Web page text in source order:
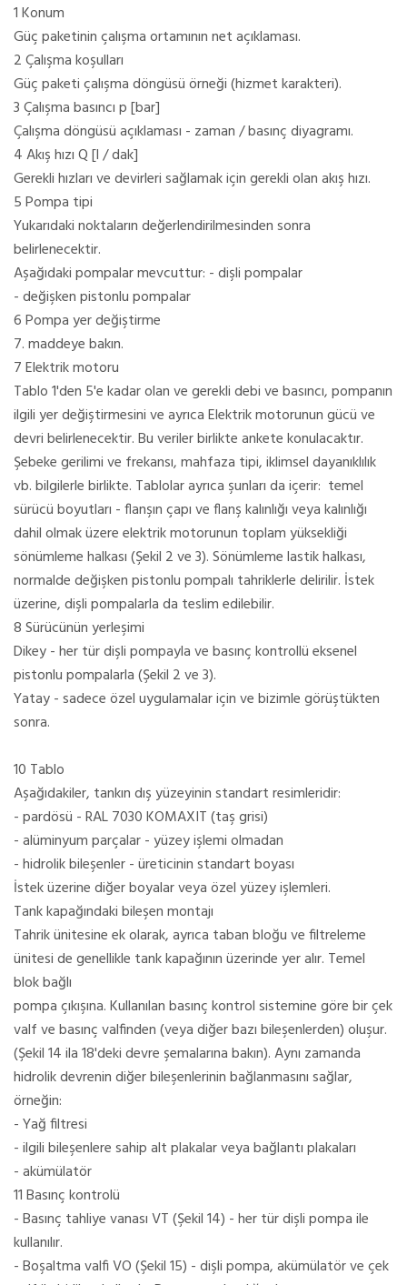
1 Konum
Güç paketinin çalışma ortamının net açıklaması.
2 Çalışma koşulları
Güç paketi çalışma döngüsü örneği (hizmet karakteri).
3 Çalışma basıncı p [bar]
Çalışma döngüsü açıklaması - zaman / basınç diyagramı.
4 Akış hızı Q [l / dak]
Gerekli hızları ve devirleri sağlamak için gerekli olan akış hızı.
5 Pompa tipi
Yukarıdaki noktaların değerlendirilmesinden sonra
belirlenecektir.
Aşağıdaki pompalar mevcuttur: - dişli pompalar
- değişken pistonlu pompalar
6 Pompa yer değiştirme
7. maddeye bakın.
7 Elektrik motoru
Tablo 1'den 5'e kadar olan ve gerekli debi ve basıncı, pompanın
ilgili yer değiştirmesini ve ayrıca Elektrik motorunun gücü ve
devri belirlenecektir. Bu veriler birlikte ankete konulacaktır.
Şebeke gerilimi ve frekansı, mahfaza tipi, iklimsel dayanıklılık
vb. bilgilerle birlikte. Tablolar ayrıca şunları da içerir: temel
sürücü boyutları - flanşın çapı ve flanş kalınlığı veya kalınlığı
dahil olmak üzere elektrik motorunun toplam yüksekliği
sönümleme halkası (Şekil 2 ve 3). Sönümleme lastik halkası,
normalde değişken pistonlu pompalı tahriklerle delirilir. İstek
üzerine, dişli pompalarla da teslim edilebilir.
8 Sürücünün yerleşimi
Dikey - her tür dişli pompayla ve basınç kontrollü eksenel
pistonlu pompalarla (Şekil 2 ve 3).
Yatay - sadece özel uygulamalar için ve bizimle görüştükten
sonra.
10 Tablo
Aşağıdakiler, tankın dış yüzeyinin standart resimleridir:
- pardösü - RAL 7030 KOMAXIT (taş grisi)
- alüminyum parçalar - yüzey işlemi olmadan
- hidrolik bileşenler - üreticinin standart boyası
İstek üzerine diğer boyalar veya özel yüzey işlemleri.
Tank kapağındaki bileşen montajı
Tahrik ünitesine ek olarak, ayrıca taban bloğu ve filtreleme
ünitesi de genellikle tank kapağının üzerinde yer alır. Temel
blok bağlı
pompa çıkışına. Kullanılan basınç kontrol sistemine göre bir çek
valf ve basınç valfinden (veya diğer bazı bileşenlerden) oluşur.
(Şekil 14 ila 18'deki devre şemalarına bakın). Aynı zamanda
hidrolik devrenin diğer bileşenlerinin bağlanmasını sağlar,
örneğin:
- Yağ filtresi
- ilgili bileşenlere sahip alt plakalar veya bağlantı plakaları
- akümülatör
11 Basınç kontrolü
- Basınç tahliye vanası VT (Şekil 14) - her tür dişli pompa ile
kullanılır.
- Boşaltma valfi VO (Şekil 15) - dişli pompa, akümülatör ve çek